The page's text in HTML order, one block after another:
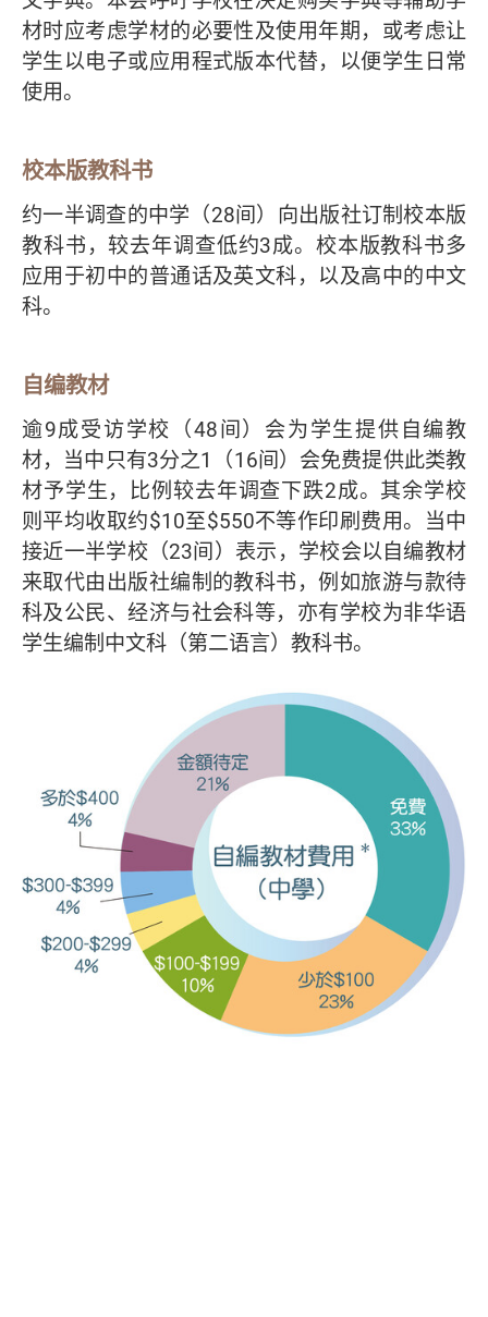
材时应考虑学材的必要性及使用年期，或考虑让
学生以电子或应用程式版本代替，以便学生日常
使用。
校本版教科书
约一半调查的中学（28间）向出版社订制校本版
教科书，较去年调查低约3成。校本版教科书多
应用于初中的普通话及英文科，以及高中的中文
科。
自编教材
逾9成受访学校（48间）会为学生提供自编教
材，当中只有3分之1（16间）会免费提供此类教
材予学生，比例较去年调查下跌2成。其余学校
则平均收取约$10至$550不等作印刷费用。当中
接近一半学校（23间）表示，学校会以自编教材
来取代由出版社编制的教科书，例如旅游与款待
科及公民、经济与社会科等，亦有学校为非华语
学生编制中文科（第二语言）教科书。